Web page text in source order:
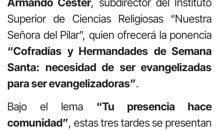
Superior de Ciencias Religiosas “Nuestra
Señora del Pilar”, quien ofrecerá la ponencia
“Cofradías y Hermandades de Semana
Santa: necesidad de ser evangelizadas
para ser evangelizadoras”.
Bajo el lema “Tu presencia hace
comunidad”, estas tres tardes se presentan